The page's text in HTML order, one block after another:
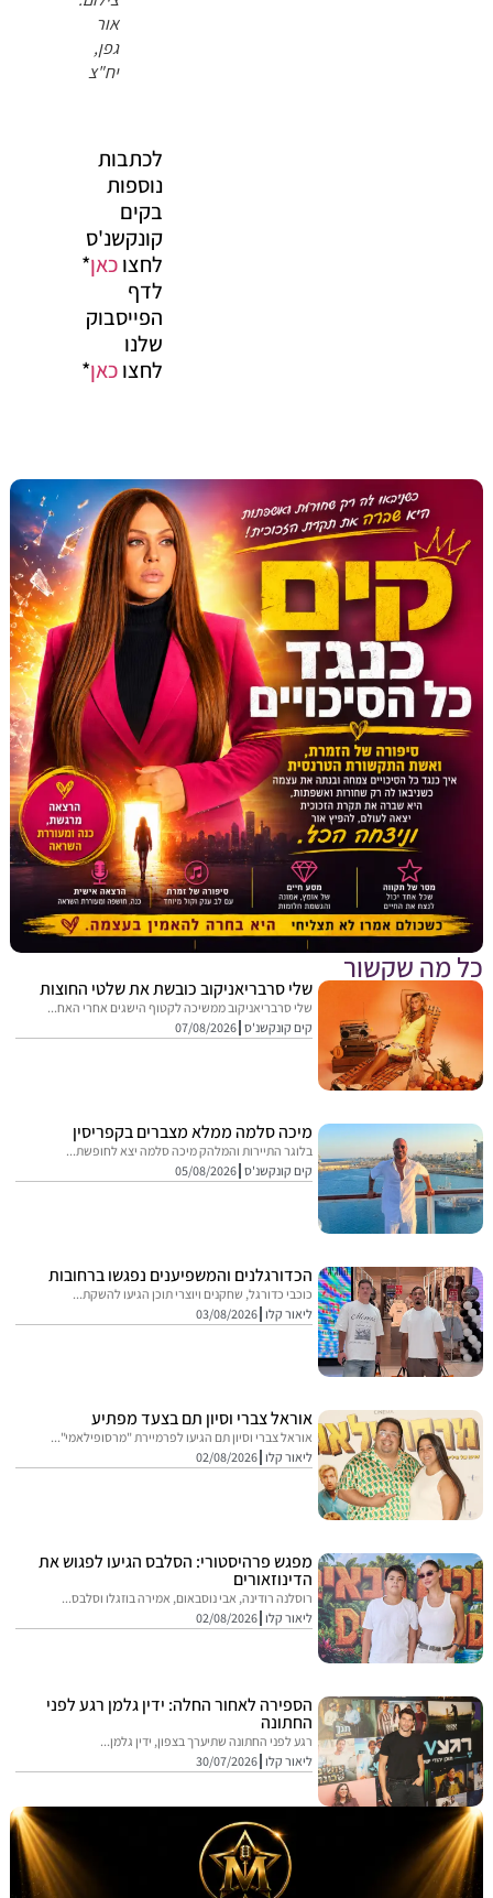
לכתבות
נוספות
בקים
קונקשנ'ס
לחצוכאן*
הפייסבוק
לחצוכאן*
שקשור
שלי סרבריאניקוב כובשת את שלטי החוצות
שלי סרבריאניקוב ממשיכה לקטוף הישגים אחרי האח...
קים קונקשנ'ס 07/08/2026
מיכה סלמה ממלא מצברים בקפריסין
בלוגר התיירות והמלהק מיכה סלמה יצא לחופשת...
קים קונקשנ'ס 05/08/2026
הכדורגלנים והמשפיענים נפגשו ברחובות
כוכבי כדורגל, שחקנים ויוצרי תוכן הגיעו להשקת...
ליאור קלו 03/08/2026
אוראל צברי וסיון תם בצעד מפתיע
אוראל צברי וסיון תם הגיעו לפרמיירת "מרסופילאמי"...
ליאור קלו 02/08/2026
מפגש פרהיסטורי: הסלבס הגיעו לפגוש את
הדינוזאורים
רוסלנה רודינה, אבי נוסבאום, אמירה בוזגלו וסלבס...
ליאור קלו 02/08/2026
הספירה לאחור החלה: ידין גלמן רגע לפני
החתונה
רגע לפני החתונה שתיערך בצפון, ידין גלמן...
ליאור קלו 30/07/2026